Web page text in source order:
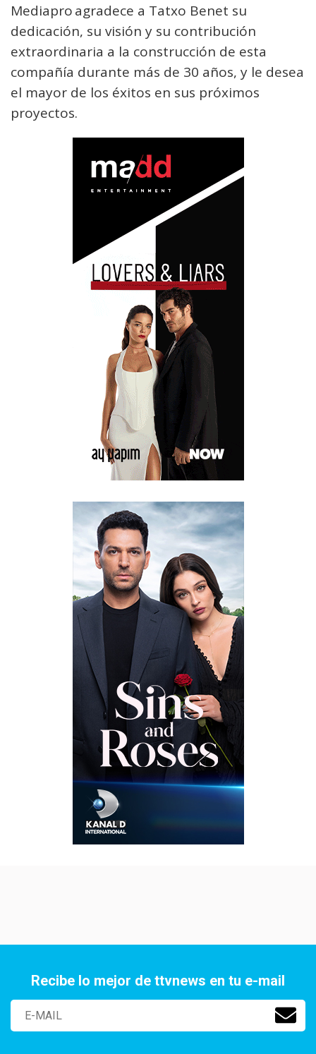
Mediapro agradece a Tatxo Benet su
dedicación, su visión y su contribución
extraordinaria a la construcción de esta
compañía durante más de 30 años, y le desea
el mayor de los éxitos en sus próximos
proyectos.
Recibe lo mejor de ttvnews en tu e-mail